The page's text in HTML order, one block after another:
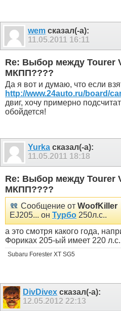
wem сказал(-а):
11.05.2011 16:11
Re: Выбор между Tourer
МКПП????
Да я вот и думаю, что если
http://www.24auto.ru/board/
двиг, хочу примерно
обойдется!
Yurka сказал(-а):
11.05.2011 18:18
Re: Выбор между Tourer
МКПП????
Сообщение от WoofKiller
EJ205... он Турбо 250л.с..
а это смотря какого года,
Фориках 205-ый имеет 220 л.с.
Subaru Forester XT SG5
DivDivex сказал(-а):
12.05.201222:13